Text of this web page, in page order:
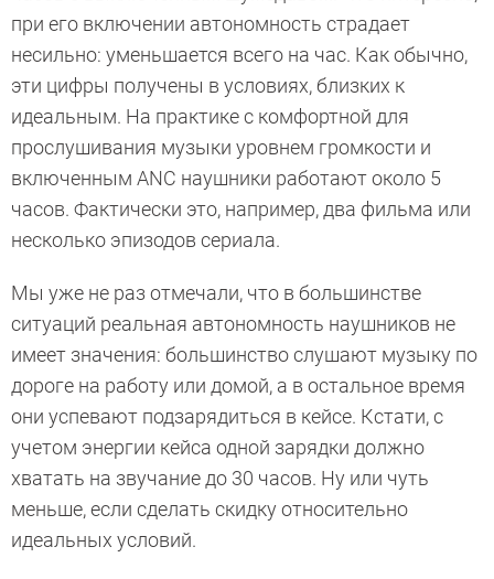
при его включении автономность страдает
несильно: уменьшается всего на час. Как обычно,
эти цифры получены в условиях, близких к
идеальным. На практике с комфортной для
прослушивания музыки уровнем громкости и
включенным ANC наушники работают около 5
часов. Фактически это, например, два фильма или
несколько эпизодов сериала.
Мы уже не раз отмечали, что в большинстве
ситуаций реальная автономность наушников не
имеет значения: большинство слушают музыку по
дороге на работу или домой, а в остальное время
они успевают подзарядиться в кейсе. Кстати, с
учетом энергии кейса одной зарядки должно
хватать на звучание до 30 часов. Ну или чуть
меньше, если сделать скидку относительно
идеальных условий.